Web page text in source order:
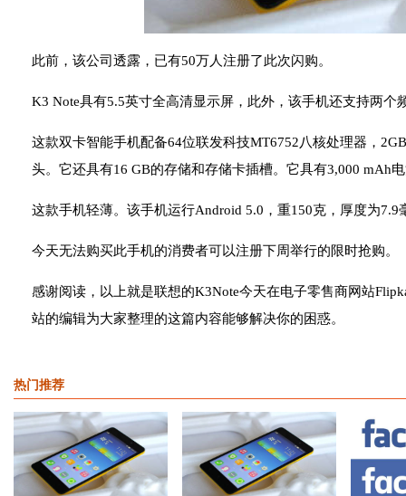
此前，该公司透露，已有50万人注册了此次闪购。
K3 Note具有5.5英寸全高清显示屏，此外，该手机还支持两个
这款双卡智能手机配备64位联发科技MT6752八核处理器，
头。它还具有16 GB的存储和存储卡插槽。它具有3,000 mAh
这款手机轻薄。该手机运行Android 5.0，重150克，厚度为7.9
今天无法购买此手机的消费者可以注册下周举行的限时抢购。
感谢阅读，以上就是联想的K3Note今天在电子零售商网站
站的编辑为大家整理的这篇内容能够解决你的困惑。
热门推荐